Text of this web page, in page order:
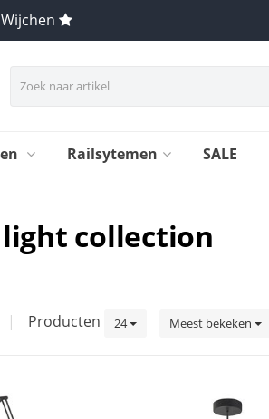
Railsytemen SALE
collection
| Producten 24 Meest bekeken